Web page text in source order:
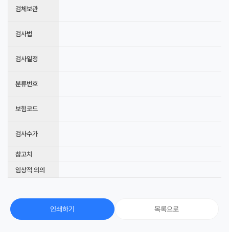
검체보관
검사법
검사일정
분류번호
보험코드
검사수가
참고치
임상적 의의
인쇄하기 목록으로